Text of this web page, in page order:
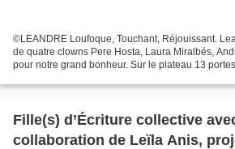
©LEANDRE Loufoque, Touchant, Réjouissant.
de quatre clowns Pere Hosta, Laura Miralbés,
pour notre grand bonheur. Sur le plateau 13
Fille(s) d’Écriture collective
collaboration de Leïla Anis, projet de Julie